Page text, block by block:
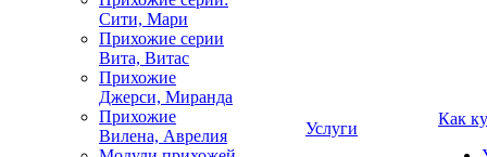
Сити, Мари
Прихожие серии
Вита, Витас
Прихожие
Джерси, Миранда
Прихожие
Вилена, Аврелия
Услуги
Как